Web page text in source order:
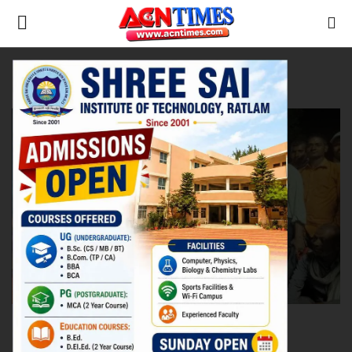
Home
Contact
नीर_का_तीर
मध्यप्रदेश
विदेश
उत्तर प्रदेश
Tag:Track Sunken
रेलवे